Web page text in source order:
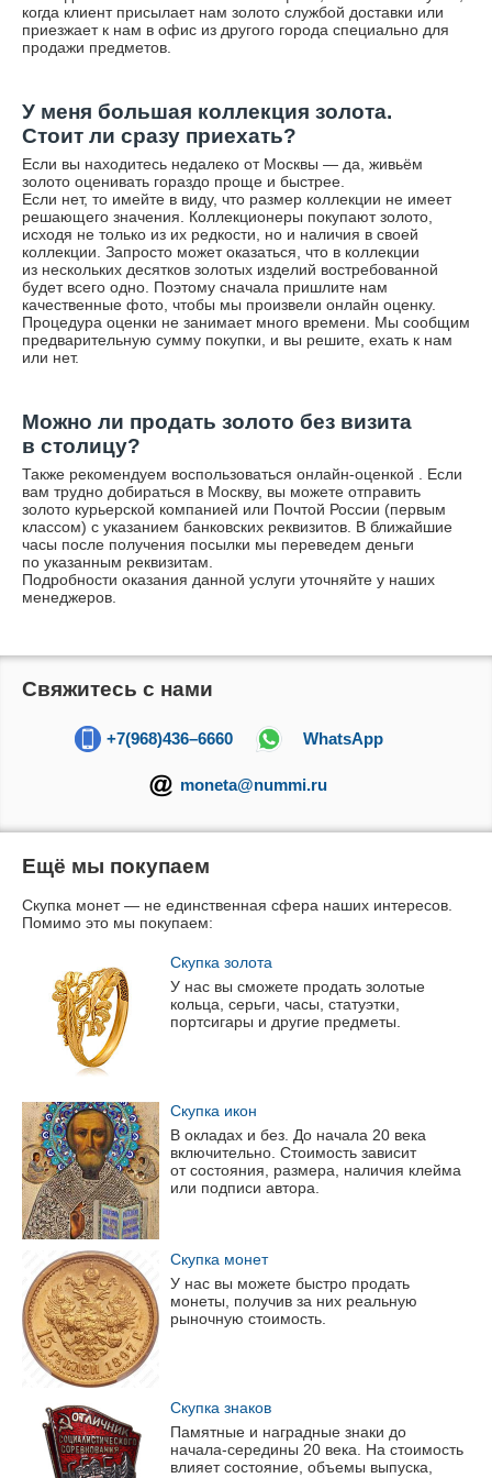
когда клиент присылает нам золото службой доставки или
приезжает к нам в офис из другого города специально для
продажи предметов.
У меня большая коллекция золота.
Стоит ли сразу приехать?
Если вы находитесь недалеко от Москвы — да, живьём
золото оценивать гораздо проще и быстрее.
Если нет, то имейте в виду, что размер коллекции не имеет
решающего значения. Коллекционеры покупают золото,
исходя не только из их редкости, но и наличия в своей
коллекции. Запросто может оказаться, что в коллекции
из нескольких десятков золотых изделий востребованной
будет всего одно. Поэтому сначала пришлите нам
качественные фото, чтобы мы произвели онлайн оценку.
Процедура оценки не занимает много времени. Мы сообщим
предварительную сумму покупки, и вы решите, ехать к нам
или нет.
Можно ли продать золото без визита
в столицу?
Также рекомендуем воспользоваться онлайн-оценкой . Если
вам трудно добираться в Москву, вы можете отправить
золото курьерской компанией или Почтой России (первым
классом) с указанием банковских реквизитов. В ближайшие
часы после получения посылки мы переведем деньги
по указанным реквизитам.
Подробности оказания данной услуги уточняйте у наших
менеджеров.
Свяжитесь с нами
+7(968)436–6660 WhatsApp
moneta@nummi.ru
Ещё мы покупаем
Скупка монет — не единственная сфера наших интересов.
Помимо это мы покупаем:
Скупка золота
У нас вы сможете продать золотые
кольца, серьги, часы, статуэтки,
портсигары и другие предметы.
Скупка икон
В окладах и без. До начала 20 века
включительно. Стоимость зависит
от состояния, размера, наличия клейма
или подписи автора.
Скупка монет
У нас вы можете быстро продать
монеты, получив за них реальную
рыночную стоимость.
Скупка знаков
Памятные и наградные знаки до
начала-середины 20 века. На стоимость
влияет состояние, объемы выпуска,